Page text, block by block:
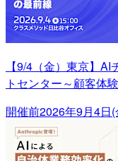
【9/4（金）東京】
トセンター～顧客体
開催前2026年9月4日(